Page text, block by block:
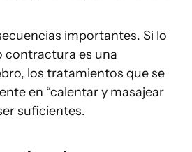
importantes. Si lo
contractura es una
los tratamientos que se
en “calentar y masajear
suficientes.